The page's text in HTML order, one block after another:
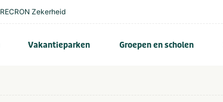
RECRON Zekerheid
Vakantieparken Groepen en scholen